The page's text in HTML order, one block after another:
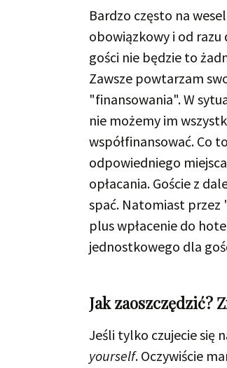
Bardzo często na
obowiązkowy i od razu
gości nie będzie to
Zawsze powtarzam
"finansowania". W
nie możemy im
współfinansować. Co
odpowiedniego
opłacania. Goście z
spać. Natomiast przez
plus wpłacenie do
jednostkowego dla
Jak zaoszczędzić?
Jeśli tylko czujecie się
yourself. Oczywiście